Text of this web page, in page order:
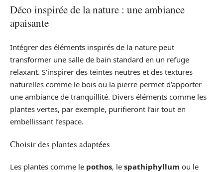
Déco inspirée de la nature : une ambiance
apaisante
Intégrer des éléments inspirés de la nature peut
transformer une salle de bain standard en un refuge
relaxant. S’inspirer des teintes neutres et des textures
naturelles comme le bois ou la pierre permet d’apporter
une ambiance de tranquillité. Divers éléments comme les
plantes vertes, par exemple, purifieront l’air tout en
embellissant l’espace.
Choisir des plantes adaptées
Les plantes comme le pothos, le spathiphyllum ou le